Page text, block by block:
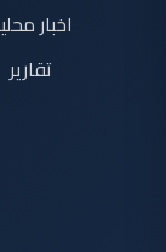
اخبار
تقارير